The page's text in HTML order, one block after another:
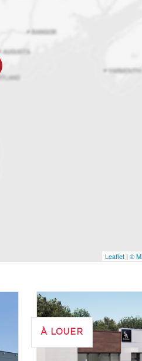
Leaflet | ©
À LOUER